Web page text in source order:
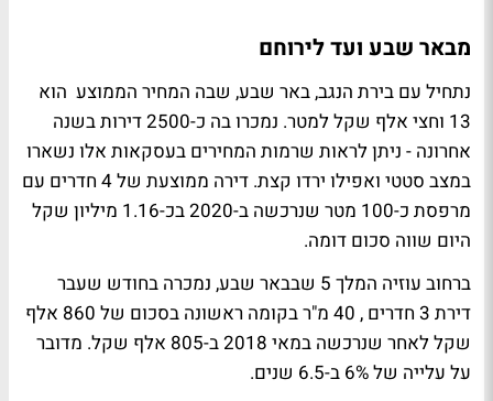
מבאר שבע ועד לירוחם
נתחיל עם בירת הנגב, באר שבע, שבה המחיר הממוצע הוא
13 וחצי אלף שקל למטר. נמכרו בה כ-2500 דירות בשנה
אחרונה - ניתן לראות שרמות המחירים בעסקאות אלו נשארו
במצב סטטי ואפילו ירדו קצת. דירה ממוצעת של 4 חדרים עם
מרפסת כ-100 מטר שנרכשה ב-2020 בכ-1.16 מיליון שקל
היום שווה סכום דומה.
ברחוב עוזיה המלך 5 שבבאר שבע, נמכרה בחודש שעבר
דירת 3 חדרים , 40 מ"ר בקומה ראשונה בסכום של 860 אלף
שקל לאחר שנרכשה במאי 2018 ב-805 אלף שקל. מדובר
על עלייה של 6% ב-6.5 שנים.